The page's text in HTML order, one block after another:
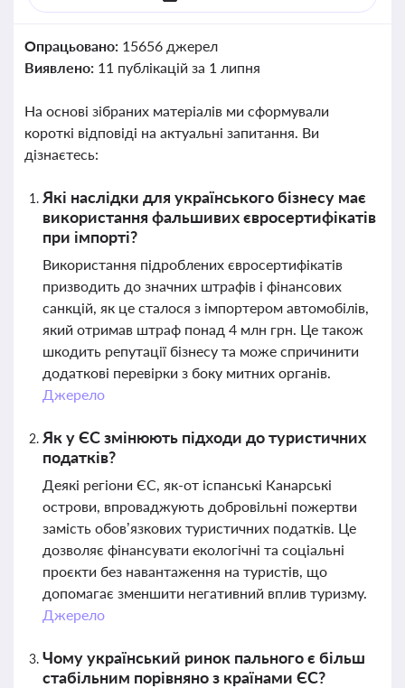
Опрацьовано: 15656 джерел
Виявлено: 11 публікацій за 1 липня
На основі зібраних матеріалів ми сформували
короткі відповіді на актуальні запитання. Ви
дізнаєтесь:
Які наслідки для українського бізнесу має
використання фальшивих євросертифікатів
при імпорті?
Використання підроблених євросертифікатів
призводить до значних штрафів і фінансових
санкцій, як це сталося з імпортером автомобілів,
який отримав штраф понад 4 млн грн. Це також
шкодить репутації бізнесу та може спричинити
додаткові перевірки з боку митних органів.
Джерело
Як у ЄС змінюють підходи до туристичних
податків?
Деякі регіони ЄС, як-от іспанські Канарські
острови, впроваджують добровільні пожертви
замість обов’язкових туристичних податків. Це
дозволяє фінансувати екологічні та соціальні
проєкти без навантаження на туристів, що
допомагає зменшити негативний вплив туризму.
Джерело
Чому український ринок пального є більш
стабільним порівняно з країнами ЄС?